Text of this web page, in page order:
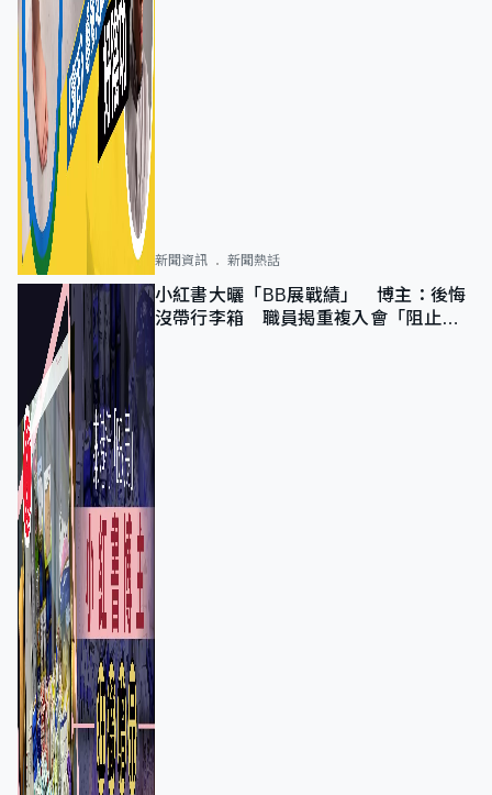
新聞資訊 新聞熱話
小紅書大曬「BB展戰績」 博主：後悔
沒帶行李箱 職員揭重複入會「阻止唔